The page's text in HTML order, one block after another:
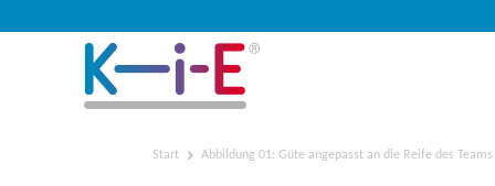
Start Abbildung 01: Güte angepasst an die Reife des Teams